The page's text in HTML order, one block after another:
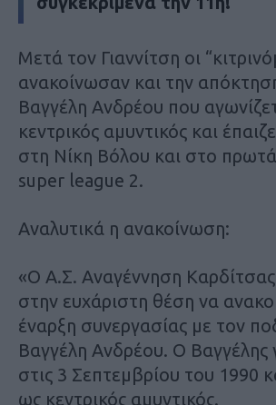
Μετά τον Γιαννίτση οι
ανακοίνωσαν και την
Βαγγέλη Ανδρέου που
κεντρικός αμυντικός και
στη Νίκη Βόλου και στο
super league 2.
Αναλυτικά η ανακοίνωση:
«Ο Α.Σ. Αναγέννηση Καρδίτσας
στην ευχάριστη θέση να
έναρξη συνεργασίας με τον
Βαγγέλη Ανδρέου. Ο Βαγγέλης
στις 3 Σεπτεμβρίου του 1990
ως κεντρικός αμυντικός.